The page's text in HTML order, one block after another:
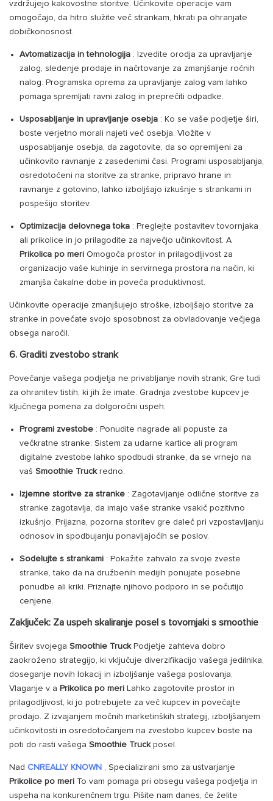
vzdržujejo kakovostne storitve. Učinkovite operacije vam
omogočajo, da hitro služite več strankam, hkrati pa ohranjate
dobičkonosnost.
Avtomatizacija in tehnologija : Izvedite orodja za upravljanje
zalog, sledenje prodaje in načrtovanje za zmanjšanje ročnih
nalog. Programska oprema za upravljanje zalog vam lahko
pomaga spremljati ravni zalog in preprečiti odpadke.
Usposabljanje in upravljanje osebja : Ko se vaše podjetje širi,
boste verjetno morali najeti več osebja. Vložite v
usposabljanje osebja, da zagotovite, da so opremljeni za
učinkovito ravnanje z zasedenimi časi. Programi usposabljanja,
osredotočeni na storitve za stranke, pripravo hrane in
ravnanje z gotovino, lahko izboljšajo izkušnje s strankami in
pospešijo storitev.
Optimizacija delovnega toka : Preglejte postavitev tovornjaka
ali prikolice in jo prilagodite za največjo učinkovitost. A
Prikolica po meri Omogoča prostor in prilagodljivost za
organizacijo vaše kuhinje in servirnega prostora na način, ki
zmanjša čakalne dobe in poveča produktivnost.
Učinkovite operacije zmanjšujejo stroške, izboljšajo storitve za
stranke in povečate svojo sposobnost za obvladovanje večjega
obsega naročil.
6. Graditi zvestobo strank
Povečanje vašega podjetja ne privabljanje novih strank; Gre tudi
za ohranitev tistih, ki jih že imate. Gradnja zvestobe kupcev je
ključnega pomena za dolgoročni uspeh.
Programi zvestobe : Ponudite nagrade ali popuste za
večkratne stranke. Sistem za udarne kartice ali program
digitalne zvestobe lahko spodbudi stranke, da se vrnejo na
vaš Smoothie Truck redno.
Izjemne storitve za stranke : Zagotavljanje odlične storitve za
stranke zagotavlja, da imajo vaše stranke vsakič pozitivno
izkušnjo. Prijazna, pozorna storitev gre daleč pri vzpostavljanju
odnosov in spodbujanju ponavljajočih se poslov.
Sodelujte s strankami : Pokažite zahvalo za svoje zveste
stranke, tako da na družbenih medijih ponujate posebne
ponudbe ali kriki. Priznajte njihovo podporo in se počutijo
cenjene.
Zaključek: Za uspeh skaliranje posel s tovornjaki s smoothie
Širitev svojega Smoothie Truck Podjetje zahteva dobro
zaokroženo strategijo, ki vključuje diverzifikacijo vašega jedilnika,
doseganje novih lokacij in izboljšanje vašega poslovanja.
Vlaganje v a Prikolica po meri Lahko zagotovite prostor in
prilagodljivost, ki jo potrebujete za več kupcev in povečajte
prodajo. Z izvajanjem močnih marketinških strategij, izboljšanjem
učinkovitosti in osredotočanjem na zvestobo kupcev boste na
poti do rasti vašega Smoothie Truck posel.
Nad CNREALLY KNOWN , Specializirani smo za ustvarjanje
Prikolice po meri To vam pomaga pri obsegu vašega podjetja in
uspeha na konkurenčnem trgu. Pišite nam danes, če želite